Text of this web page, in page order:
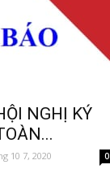
NGHỊ KÝ
10 7, 2020 0